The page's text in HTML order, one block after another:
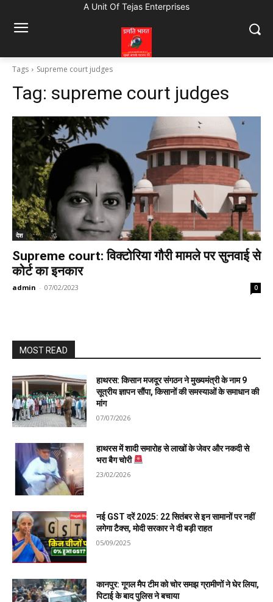
A Unit Of Tejas Enterprises
Tags Supreme court judges
Tag: supreme court judges
देश
Supreme court: विक्टोरिया गौरी मामले पर सुनवाई से
कोर्ट का इनकार
admin - 07/02/2023 0
MOST READ
हाथरस: किसान मजदूर संगठन ने मुख्यमंत्री के नाम 9
सूत्रीय ज्ञापन सौंपा, किसानों की समस्याओं के समाधान की
मांग
07/07/2026
हाथरस में शादी समारोह से लाखों के जेवर और नकदी से
भरा बैग चोरी
23/02/2026
नई GST दरें 2025: 22 सितंबर से इन सामानों पर नहीं
लगेगा टैक्स, मोदी सरकार ने दी बड़ी राहत
05/09/2025
कानपुर: गूगल मैप टीम को चोर समझ ग्रामीणों ने घेर लिया,
पिटाई के बाद पुलिस ने बचाया